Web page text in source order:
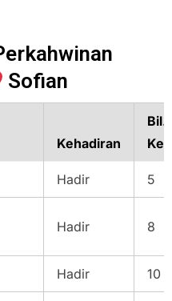
Sofian
Kehadiran
Bil.
Hadir 5
Hadir 8
Hadir 10